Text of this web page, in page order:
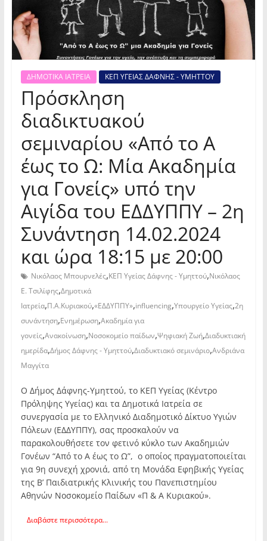
ΔΗΜΟΤΙΚΑ ΙΑΤΡΕΙΑ ΚΕΠ ΥΓΕΙΑΣ ΔΑΦΝΗΣ - ΥΜΗΤΤΟΥ
Πρόσκληση
διαδικτυακού
σεμιναρίου «Από το Α
έως το Ω: Μία Ακαδημία
για Γονείς» υπό την
Αιγίδα του ΕΔΔΥΠΠΥ – 2η
Συνάντηση 14.02.2024
και ώρα 18:15 με 20:00
Νικόλαος Μπουρνελές,ΚΕΠ Υγείας Δάφνης - Υμηττού,Νικόλαος
Ε. Τσιλίφης,Δημοτικά
Ιατρεία,Π.Α.Κυριακού,«ΕΔΔΥΠΠΥ»,influencing,Υπουργείο Υγείας,2η
συνάντηση,Ενημέρωση,Ακαδημία για
γονείς,Ανακοίνωση,Νοσοκομείο παίδων,Ψηφιακή Ζωή,Διαδυκτιακή
ημερίδα,Δήμος Δάφνης - Υμηττού,Διαδυκτιακό σεμινάριο,Ανδριάνα
Μαγγίτα
Ο Δήμος Δάφνης-Υμηττού, το ΚΕΠ Υγείας (Κέντρο
Πρόληψης Υγείας) και τα Δημοτικά Ιατρεία σε
συνεργασία με το Ελληνικό Διαδημοτικό Δίκτυο Υγιών
Πόλεων (ΕΔΔΥΠΠΥ), σας προσκαλούν να
παρακολουθήσετε τον φετινό κύκλο των Ακαδημιών
Γονέων “Από το Α έως το Ω”, ο οποίος πραγματοποιείται
για 9η συνεχή χρονιά, από τη Μονάδα Εφηβικής Υγείας
της Β’ Παιδιατρικής Κλινικής του Πανεπιστημίου
Αθηνών Νοσοκομείο Παίδων «Π & Α Κυριακού».
Διαβάστε περισσότερα...